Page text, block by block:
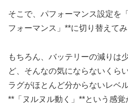
そこで、パフォーマンス設定を
フォーマンス」**に切り替えて
もちろん、バッテリーの減りは
ど、そんなの気にならないくら
ラグがほとんど分からないレベ
**「ヌルヌル動く」**という感覚